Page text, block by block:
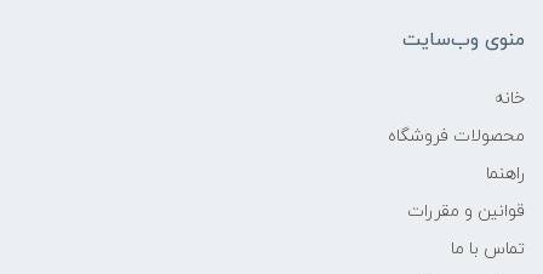
منوی وب‌سایت
خانه
محصولات فروشگاه
راهنما
قوانین و مقررات
تماس با ما